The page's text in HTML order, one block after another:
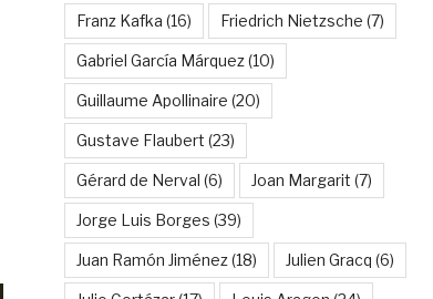
Franz Kafka (16) Friedrich Nietzsche (7)
Gabriel García Márquez(10)
Guillaume Apollinaire (20)
Gustave Flaubert (23)
Gérard de Nerval (6) Joan Margarit (7)
Jorge Luis Borges (39)
Juan Ramón Jiménez(18) Julien Gracq (6)